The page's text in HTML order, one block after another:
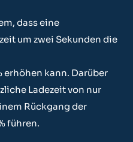
dass eine
um zwei Sekunden die
erhöhen kann. Darüber
Ladezeit von nur
Rückgang der
führen.